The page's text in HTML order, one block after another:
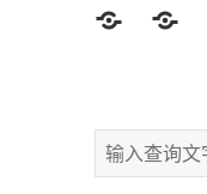
Twitter